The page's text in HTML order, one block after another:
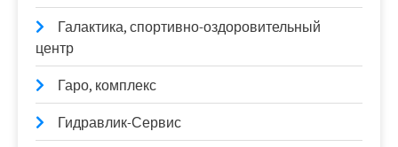
Галактика, спортивно-оздоровительный
центр
Гаро, комплекс
Гидравлик-Сервис